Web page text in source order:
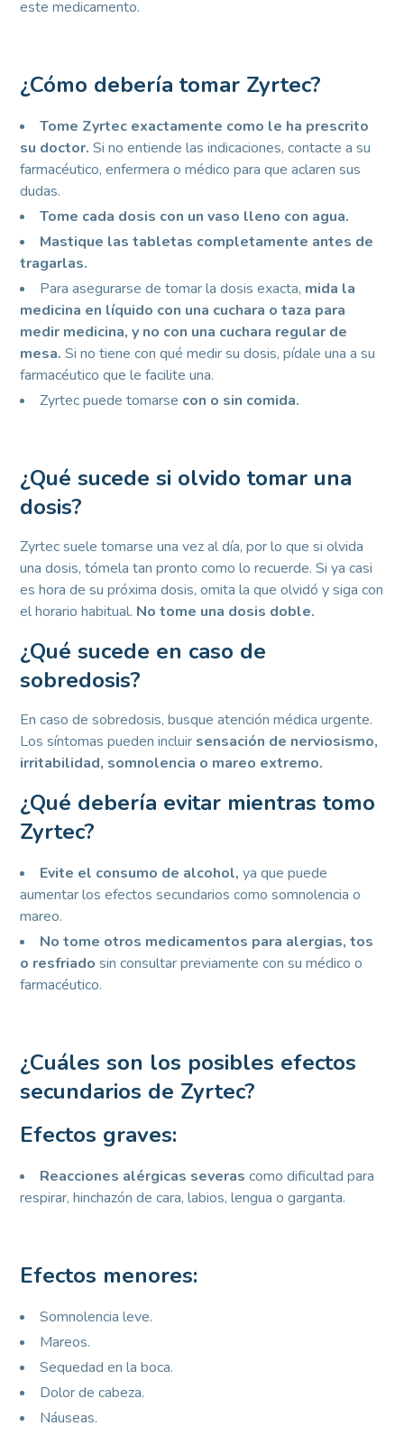
este medicamento.
¿Cómo debería tomar Zyrtec?
Tome Zyrtec exactamente como le ha prescrito
su doctor. Si no entiende las indicaciones, contacte a su
farmacéutico, enfermera o médico para que aclaren sus
dudas.
Tome cada dosis con un vaso lleno con agua.
Mastique las tabletas completamente antes de
tragarlas.
Para asegurarse de tomar la dosis exacta, mida la
medicina en líquido con una cuchara o taza para
medir medicina, y no con una cuchara regular de
mesa. Si no tiene con qué medir su dosis, pídale una a su
farmacéutico que le facilite una.
Zyrtec puede tomarse con o sin comida.
¿Qué sucede si olvido tomar una
dosis?
Zyrtec suele tomarse una vez al día, por lo que si olvida
una dosis, tómela tan pronto como lo recuerde. Si ya casi
es hora de su próxima dosis, omita la que olvidó y siga con
el horario habitual. No tome una dosis doble.
¿Qué sucede en caso de
sobredosis?
En caso de sobredosis, busque atención médica urgente.
Los síntomas pueden incluir sensación de nerviosismo,
irritabilidad, somnolencia o mareo extremo.
¿Qué debería evitar mientras tomo
Zyrtec?
Evite el consumo de alcohol, ya que puede
aumentar los efectos secundarios como somnolencia o
mareo.
No tome otros medicamentos para alergias, tos
o resfriado sin consultar previamente con su médico o
farmacéutico.
¿Cuáles son los posibles efectos
secundarios de Zyrtec?
Efectos graves:
Reacciones alérgicas severas como dificultad para
respirar, hinchazón de cara, labios, lengua o garganta.
Efectos menores:
Somnolencia leve.
Mareos.
Sequedad en la boca.
Dolor de cabeza.
Náuseas.